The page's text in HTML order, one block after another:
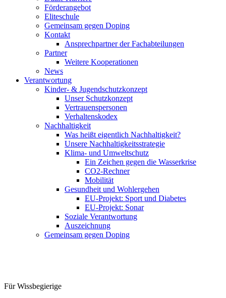
Förderangebot
Eliteschule
Gemeinsam gegen Doping
Kontakt
Ansprechpartner der Fachabteilungen
Partner
Weitere Kooperationen
News
Verantwortung
Kinder- & Jugendschutzkonzept
Unser Schutzkonzept
Vertrauenspersonen
Verhaltenskodex
Nachhaltigkeit
Was heißt eigentlich Nachhaltigkeit?
Unsere Nachhaltigkeitsstrategie
Klima- und Umweltschutz
Ein Zeichen gegen die Wasserkrise
CO2-Rechner
Mobilität
Gesundheit und Wohlergehen
EU-Projekt: Sport und Diabetes
EU-Projekt: Sonar
Soziale Verantwortung
Auszeichnung
Gemeinsam gegen Doping
Für Wissbegierige